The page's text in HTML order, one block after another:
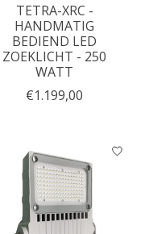
TETRA-XRC -
HANDMATIG
BEDIEND LED
ZOEKLICHT - 250
WATT
€1.199,00